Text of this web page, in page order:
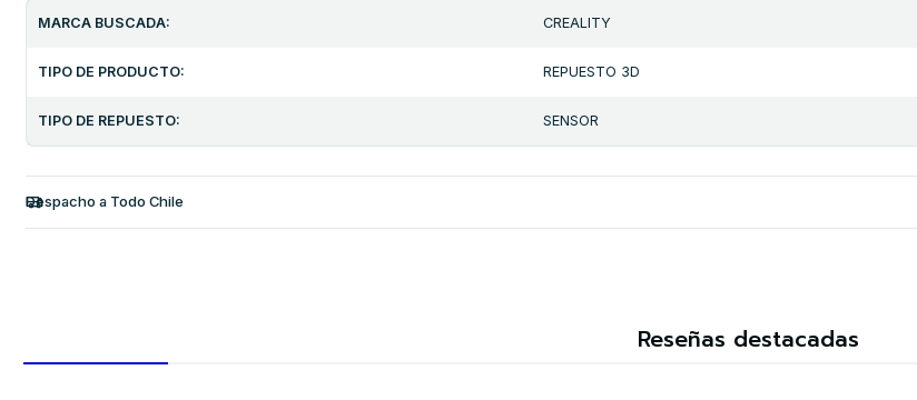
MARCA BUSCADA: CREALITY
TIPO DE PRODUCTO: REPUESTO 3D
TIPO DE REPUESTO: SENSOR
Despacho a Todo Chile
Reseñas destacadas